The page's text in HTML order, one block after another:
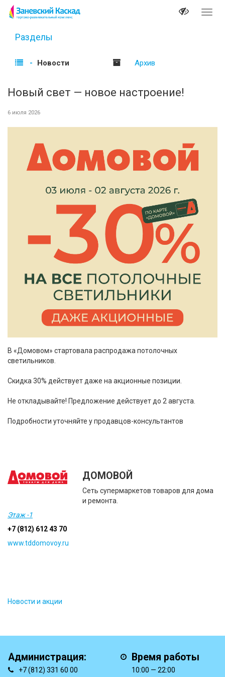
Разделы
Новости Архив
Новый свет — новое настроение!
6 июля 2026
В «Домовом» стартовала распродажа потолочных
светильников.
Скидка 30% действует даже на акционные позиции.
Не откладывайте! Предложение действует до 2 августа.
Подробности уточняйте у продавцов-консультантов
ДОМОВОЙ
Сеть супермаркетов товаров для дома
и ремонта.
Этаж -1
+7 (812) 612 43 70
www.tddomovoy.ru
Новости и акции
Администрация:
+7 (812) 331 60 00
Время работы
10:00 — 22:00